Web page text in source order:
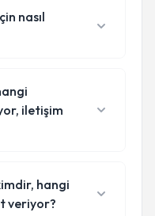
nasıl
iletişim
hangi
veriyor?